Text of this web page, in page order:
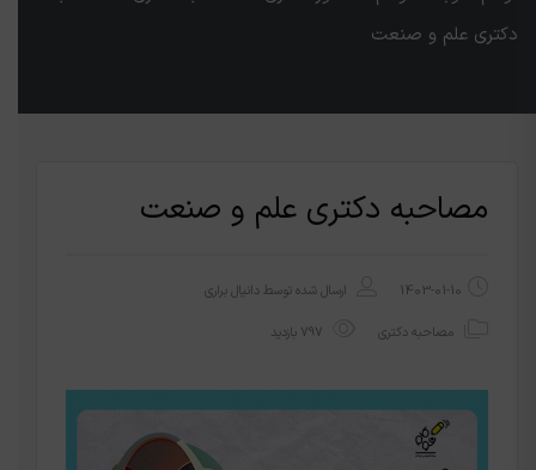
دکتری علم و صنعت
مصاحبه دکتری علم و صنعت
1403-01-10 ارسال شده توسط دانیال براری
مصاحبه دکتری